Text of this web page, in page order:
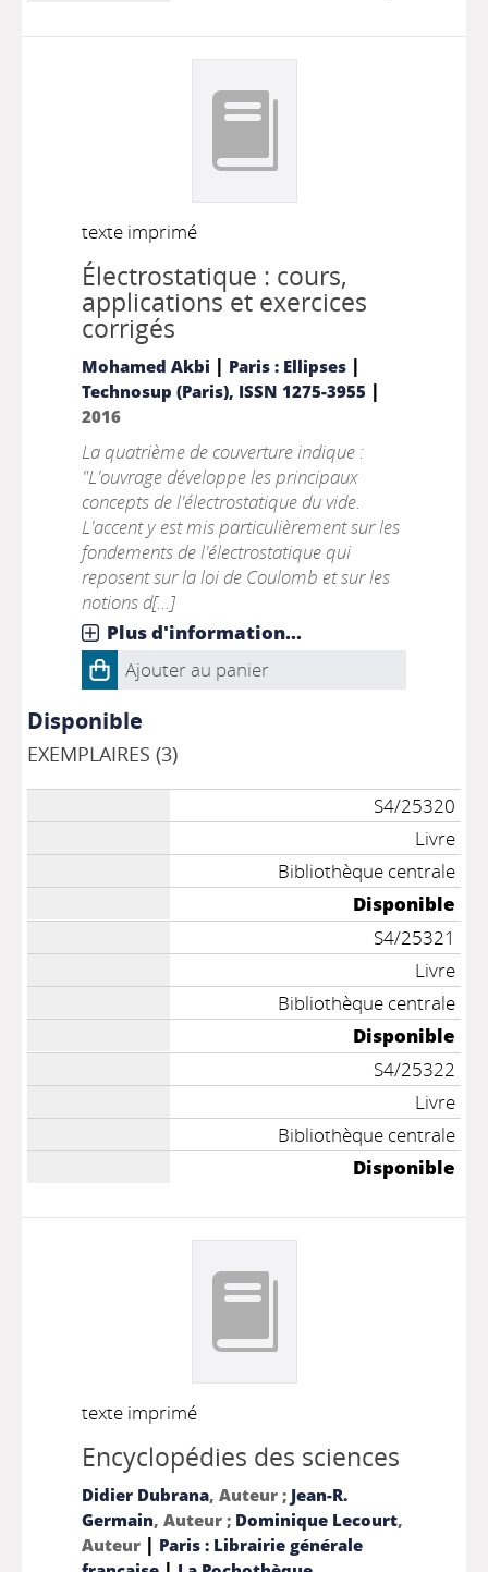
texte imprimé
Électrostatique : cours,
applications et exercices
corrigés
Mohamed Akbi | Paris : Ellipses|
Technosup (Paris), ISSN 1275-3955 |
2016
La quatrième de couverture indique :
"L'ouvrage développe les principaux
concepts de l'électrostatique du vide.
L'accent y est mis particulièrement sur les
fondements de l'électrostatique qui
reposent sur la loi de Coulomb et sur les
notions d[...]
Plus d'information...
Ajouter au panier
Disponible
EXEMPLAIRES (3)
S4/25320
Livre
Bibliothèque centrale
Disponible
S4/25321
Livre
Bibliothèque centrale
Disponible
S4/25322
Livre
Bibliothèque centrale
Disponible
texte imprimé
Encyclopédies des sciences
Didier Dubrana, Auteur ; Jean-R.
Germain, Auteur ; Dominique Lecourt,
Auteur | Paris : Librairie générale